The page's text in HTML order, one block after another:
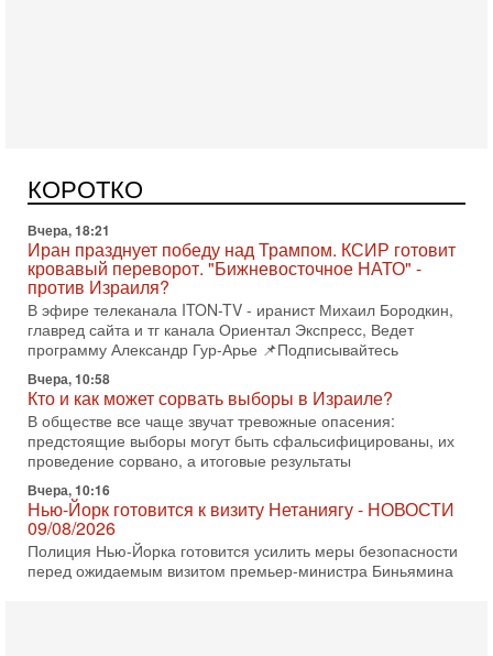
КОРОТКО
безопасности заявил, что Израиль готов самостоятельно
продолжить противостояние с Ираном, если США
Вчера, 18:21
Иран празднует победу над Трампом. КСИР готовит
кровавый переворот. "Бижневосточное НАТО" -
против Израиля?
В эфире телеканала ITON-TV - иранист Михаил Бородкин,
главред сайта и тг канала Ориентал Экспресс, Ведет
программу Александр Гур-Арье 📌Подписывайтесь
Вчера, 10:58
Кто и как может сорвать выборы в Израиле?
В обществе все чаще звучат тревожные опасения:
предстоящие выборы могут быть сфальсифицированы, их
проведение сорвано, а итоговые результаты
Вчера, 10:16
Нью-Йорк готовится к визиту Нетаниягу - НОВОСТИ
09/08/2026
Полиция Нью-Йорка готовится усилить меры безопасности
перед ожидаемым визитом премьер-министра Биньямина